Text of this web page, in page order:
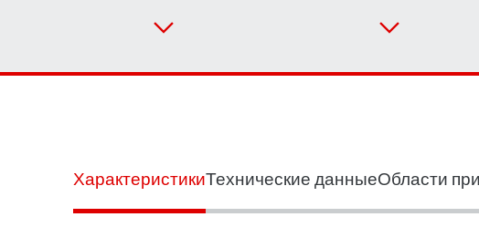
Конфигуратор продукции
ХарактеристикиТехнические данныеОбласти